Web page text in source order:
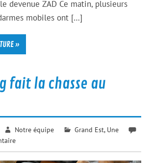
devenue ZAD Ce matin, plusieurs
mobiles ont […]
»
fait la chasse au
Notre équipe Grand Est, Une